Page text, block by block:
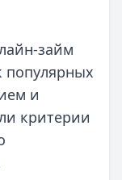
популярных
и
критерии